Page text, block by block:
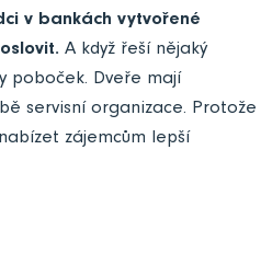
v bankách vytvořené
A když řeší nějaký
poboček. Dveře mají
servisní organizace. Protože
zájemcům lepší